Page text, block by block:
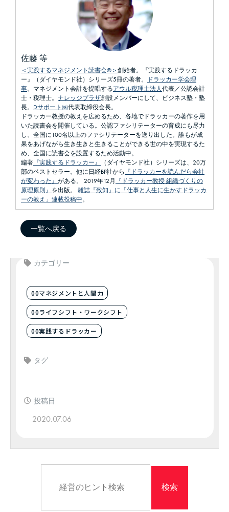
佐藤 等
＜実践するマネジメント読書会®＞創始者。『実践するドラッカ
ー』（ダイヤモンド社）シリーズ5冊の著者。
ドラッカー学会理
事。マネジメント会計を提唱するアウル税理士法人代表／公認会計
士・税理士。 ナレッジプラザ創設メンバーにして、ビジネス塾・塾
長。 Dサポート㈱代表取締役会長。
ドラッカー教授の教えを広めるため、各地でドラッカーの著作を用
いた読書会を開催している。公認ファシリテーターの育成にも尽力
し、全国に100名以上のファシリテーターを送り出した。誰もが成
果をあげながら生き生きと生きることができる世の中を実現するた
め、全国に読書会を設置するため活動中。
編著 『実践するドラッカー』
（ダイヤモンド社）シリーズは、20万
部のベストセラー。他に日経BP社から 『ドラッカーを読んだら会社
が変わった』 がある。 2019年12月 『ドラッカー教授 組織づくりの
原理原則』 を出版。 雑誌『致知』に「仕事と人生に生かすドラッカ
ーの教え」連載投稿中。
一覧へ戻る
カテゴリー
00マネジメントと人間力
00ライフシフト・ワークシフト
00実践するドラッカー
タグ
投稿日
2020.07.06